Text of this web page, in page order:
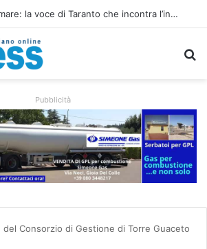
Siccità e caro gasolio colpiscono le campagne pugliesi: irrigare costa il 50,6% in più
Pubblicità
Consorzio di Gestione di Torre Guaceto